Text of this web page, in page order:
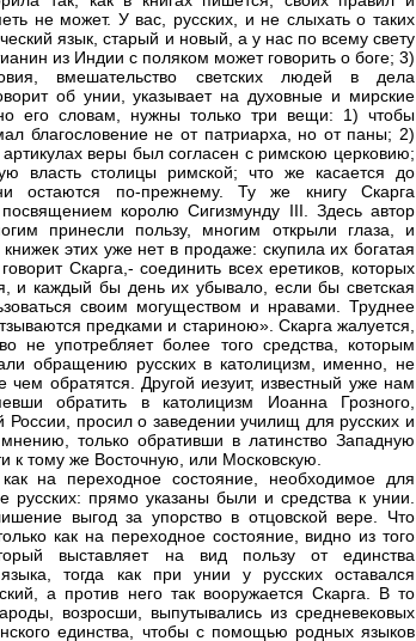
не может. У вас, русских, и не слыхать о таких
язык, старый и новый, а у нас по всему свету
из Индии с поляком может говорить о боге; 3)
вмешательство светских людей в дела
об унии, указывает на духовные и мирские
его словам, нужны только три вещи: 1) чтобы
благословение не от патриарха, но от паны; 2)
веры был согласен с римскою церковию;
власть столицы римской; что же касается до
остаются по-прежнему. Ту же книгу Скарга
королю Сигизмунду III. Здесь автор
принесли пользу, многим открыли глаза, и
этих уже нет в продаже: скупила их богатая
Скарга,- соединить всех еретиков, которых
и каждый бы день их убывало, если бы светская
своим могуществом и нравами. Труднее
предками и стариною». Скарга жалуется,
не употребляет более того средства, которым
обращению русских в католицизм, именно, не
чем обратятся. Другой иезуит, известный уже нам
обратить в католицизм Иоанна Грозного,
России, просил о заведении училищ для русских и
только обративши в латинство Западную
к тому же Восточную, или Московскую.
на переходное состояние, необходимое для
русских: прямо указаны были и средства к унии.
выгод за упорство в отцовской вере. Что
как на переходное состояние, видно из того
выставляет на вид пользу от единства
тогда как при унии у русских оставался
а против него так вооружается Скарга. В то
возросши, выпутывались из средневековых
единства, чтобы с помощью родных языков